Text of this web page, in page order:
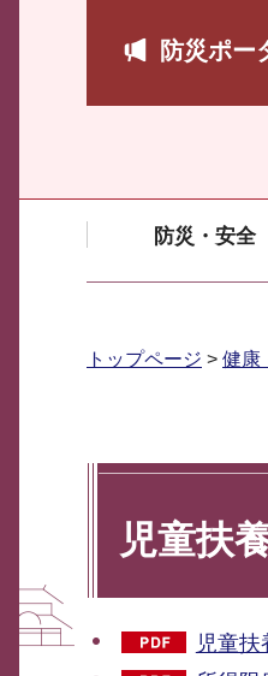
防災ポー
防災・安全
トップページ > 健康
児童扶
児童扶